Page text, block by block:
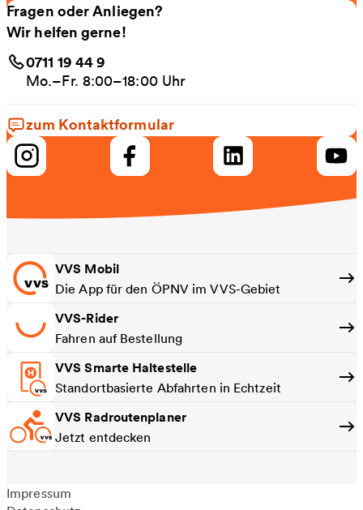
Fragen oder Anliegen?
Wir helfen gerne!
0711 19 44 9
Mo.–Fr. 8:00–18:00 Uhr
zum Kontaktformular
VVS Mobil
Die App für den ÖPNV im VVS-Gebiet
VVS-Rider
Fahren auf Bestellung
VVS Smarte Haltestelle
Standortbasierte Abfahrten in Echtzeit
VVS Radroutenplaner
Jetzt entdecken
Impressum